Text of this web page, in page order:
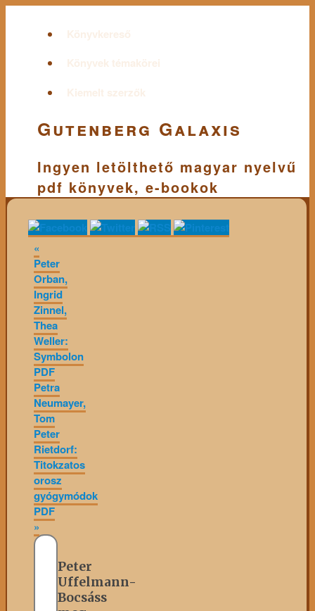
Könyvkereső
Könyvek témakörei
Kiemelt szerzők
Gutenberg Galaxis
Ingyen letölthető magyar nyelvű
pdf könyvek, e-bookok
«
Peter
Orban,
Ingrid
Zinnel,
Thea
Weller:
Symbolon
PDF
Petra
Neumayer,
Tom
Peter
Rietdorf:
Titokzatos
orosz
gyógymódok
PDF
»
Peter
Uffelmann-
Bocsáss